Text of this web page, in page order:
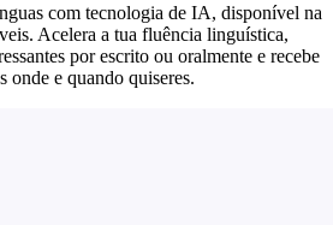
com tecnologia de IA, disponível na
Acelera a tua fluência linguística,
por escrito ou oralmente e recebe
onde e quando quiseres.